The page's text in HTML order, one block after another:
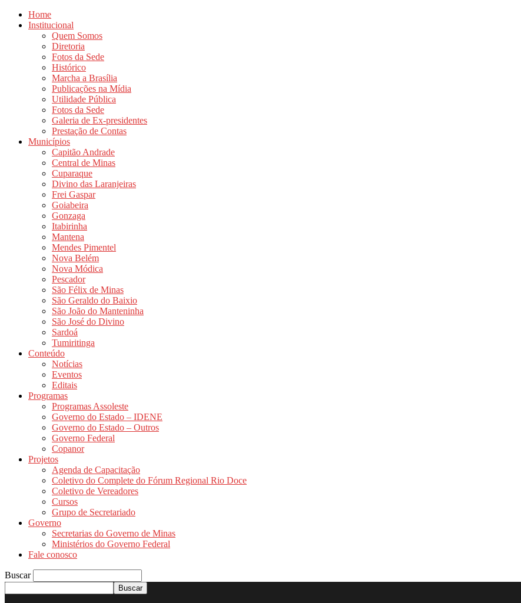
Home
Institucional
Quem Somos
Diretoria
Fotos da Sede
Histórico
Marcha a Brasília
Publicações na Mídia
Utilidade Pública
Fotos da Sede
Galeria de Ex-presidentes
Prestação de Contas
Municípios
Capitão Andrade
Central de Minas
Cuparaque
Divino das Laranjeiras
Frei Gaspar
Goiabeira
Gonzaga
Itabirinha
Mantena
Mendes Pimentel
Nova Belém
Nova Módica
Pescador
São Félix de Minas
São Geraldo do Baixio
São João do Manteninha
São José do Divino
Sardoá
Tumiritinga
Conteúdo
Notícias
Eventos
Editais
Programas
Programas Assoleste
Governo do Estado – IDENE
Governo do Estado – Outros
Governo Federal
Copanor
Projetos
Agenda de Capacitação
Coletivo do Complete do Fórum Regional Rio Doce
Coletivo de Vereadores
Cursos
Grupo de Secretariado
Governo
Secretarias do Governo de Minas
Ministérios do Governo Federal
Fale conosco
Buscar